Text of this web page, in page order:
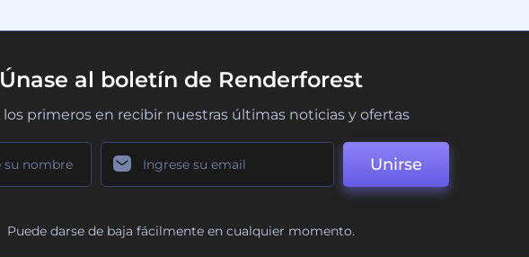
Únase al boletín de Renderforest
los primeros en recibir nuestras últimas noticias y ofertas
Unirse
Puede darse de baja fácilmente en cualquier momento.